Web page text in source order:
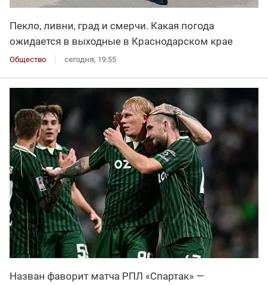
Пекло, ливни, град и смерчи. Какая погода
ожидается в выходные в Краснодарском крае
Общество сегодня, 19:55
Назван фаворит матча РПЛ «Спартак» —